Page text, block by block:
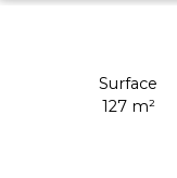
Surface
127 m²